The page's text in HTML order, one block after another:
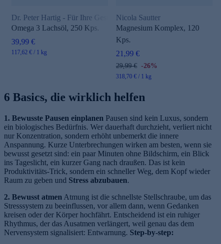
Dr. Peter Hartig - Für Ihre Gesundheit
Omega 3 Lachsöl, 250 Kps.
39,99 €
117,62 € / 1 kg
Nicola Sautter
Magnesium Komplex, 120
Kps.
21,99 €
29,99 € -26%
318,70 € / 1 kg
6 Basics, die wirklich helfen
1. Bewusste Pausen einplanen Pausen sind kein Luxus, sondern
ein biologisches Bedürfnis. Wer dauerhaft durchzieht, verliert nicht
nur Konzentration, sondern erhöht unbemerkt die innere
Anspannung. Kurze Unterbrechungen wirken am besten, wenn sie
bewusst gesetzt sind: ein paar Minuten ohne Bildschirm, ein Blick
ins Tageslicht, ein kurzer Gang nach draußen. Das ist kein
Produktivitäts-Trick, sondern ein schneller Weg, dem Kopf wieder
Raum zu geben und Stress abzubauen.
2. Bewusst atmen Atmung ist die schnellste Stellschraube, um das
Stresssystem zu beeinflussen, vor allem dann, wenn Gedanken
kreisen oder der Körper hochfährt. Entscheidend ist ein ruhiger
Rhythmus, der das Ausatmen verlängert, weil genau das dem
Nervensystem signalisiert: Entwarnung. Step-by-step: